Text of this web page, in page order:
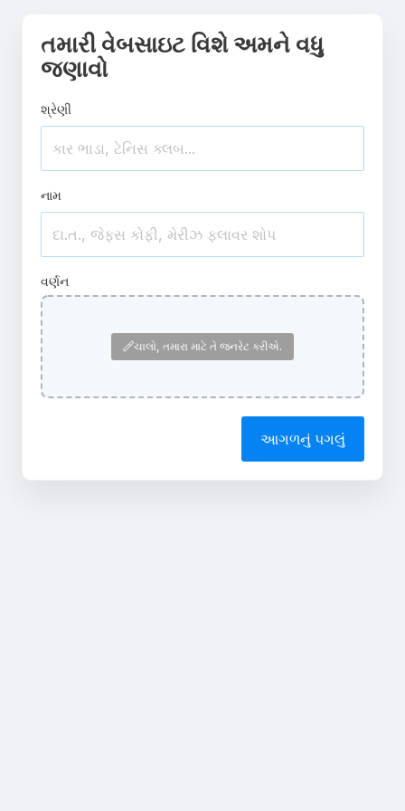
તમારી વેબસાઇટ વિશે અમને વધુ
જણાવો
શ્રેણી
નામ
વર્ણન
ચાલો, તમારા માટે તે જનરેટ કરીએ.
આગળનું પગલું